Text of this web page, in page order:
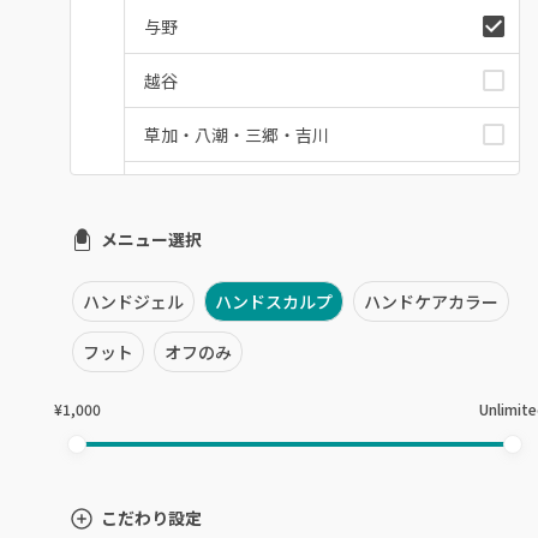
与野
越谷
草加・八潮・三郷・吉川
戸田
川越・本川越
ふじみ野・鶴瀬・上福岡
所沢・小手指
メニュー選択
ハンドジェル ハンドスカルプ ハンドケアカラー
フット オフのみ
¥1,000
こだわり設定